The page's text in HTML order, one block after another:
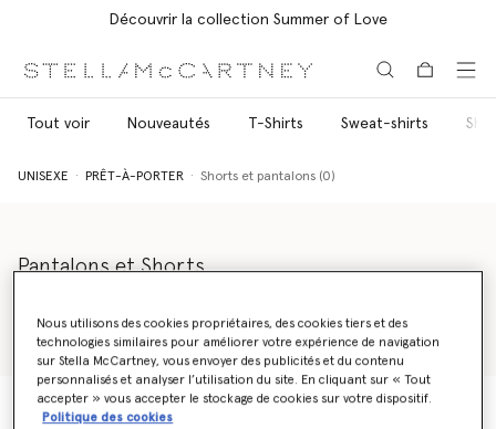
Découvrir la collection Summer of Love
Tout voir Nouveautés T-Shirts Sweat-shirts
UNISEXE PRÊT-À-PORTER Shorts et pantalons (0)
Pantalons et Shorts
collection de pantalons et shorts unisexes laisse libre cours à
l’individualité, la diversité et la positivité. Pantalons mixtes
élégants ou shorts en soie chics et sans effort, Stella McCartney
Shared propose les pièces idéales pour compléter votre garde-
robe.
Lire plus
Nous utilisons des cookies propriétaires, des cookies tiers et des
technologies similaires pour améliorer votre expérience de navigation
sur Stella McCartney, vous envoyer des publicités et du contenu
personnalisés et analyser l’utilisation du site. En cliquant sur « Tout
accepter » vous accepter le stockage de cookies sur votre dispositif.
Politique des cookies